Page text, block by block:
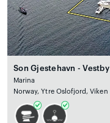
Son Gjestehavn - Vestby
Marina
Norway, Ytre Oslofjord, Viken